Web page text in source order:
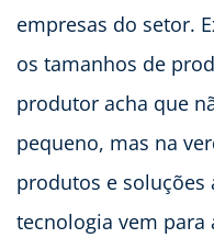
empresas do setor.
os tamanhos de
produtor acha que
pequeno, mas na
produtos e soluções
tecnologia vem para